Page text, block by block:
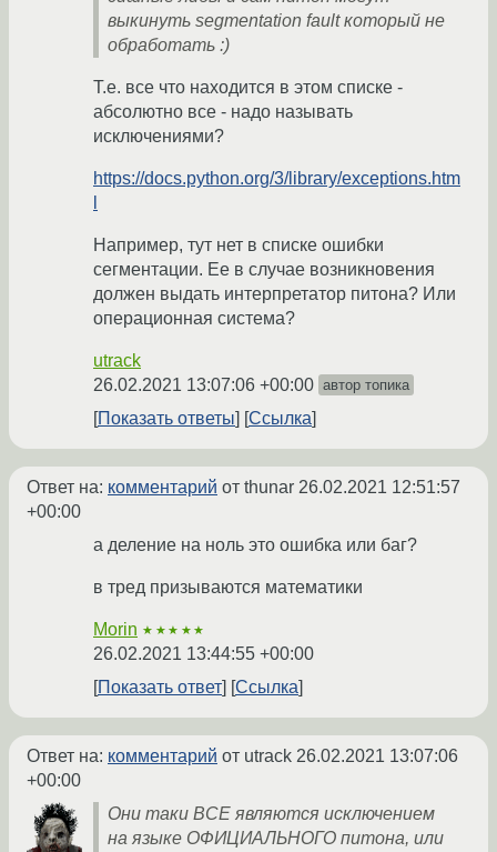
выкинуть segmentation fault который не
обработать :)
Т.е. все что находится в этом списке -
абсолютно все - надо называть
исключениями?
https://docs.python.org/3/library/exceptions.htm
Например, тут нет в списке ошибки
сегментации. Ее в случае возникновения
должен выдать интерпретатор питона? Или
операционная система?
utrack
26.02.2021 13:07:06 +00:00 автор топика
Показать ответы Ссылка
Ответ на: комментарий от thunar 26.02.2021 12:51:57
+00:00
а деление на ноль это ошибка или баг?
в тред призываются математики
Morin ★★★★★
26.02.2021 13:44:55 +00:00
Показать ответ
Ссылка
Ответ на: комментарий от utrack 26.02.2021 13:07:06
+00:00
Они таки ВСЕ являются исключением
на языке ОФИЦИАЛЬНОГО питона, или